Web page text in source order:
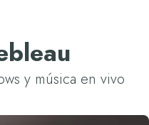
y música en vivo